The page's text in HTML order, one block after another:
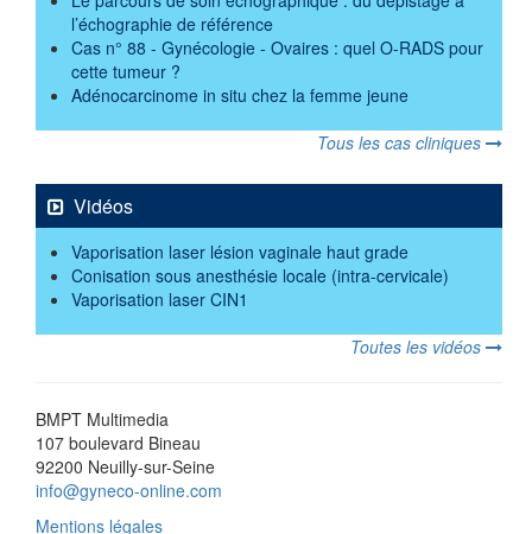
l’échographie de référence
Cas n° 88 - Gynécologie - Ovaires : quel O-RADS pour
cette tumeur ?
Adénocarcinome in situ chez la femme jeune
Tous les cas cliniques
Vidéos
Vaporisation laser lésion vaginale haut grade
Conisation sous anesthésie locale (intra-cervicale)
Vaporisation laser CIN1
Toutes les vidéos
BMPT Multimedia
107 boulevard Bineau
92200 Neuilly-sur-Seine
info@gyneco-online.com
Mentions légales